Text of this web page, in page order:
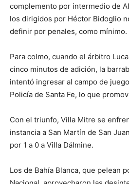
complemento por intermedio de
los dirigidos por Héctor Bidoglio
definir por penales, como mínimo.
Para colmo, cuando el árbitro
cinco minutos de adición, la
intentó ingresar al campo de
Policía de Santa Fe, lo que
Con el triunfo, Villa Mitre se
instancia a San Martín de San
por 1 a 0 a Villa Dálmine.
Los de Bahía Blanca, que pelean